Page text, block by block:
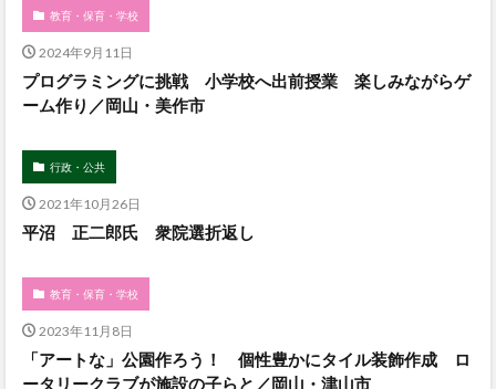
教育・保育・学校
2024年9月11日
プログラミングに挑戦 小学校へ出前授業 楽しみながらゲ
ーム作り／岡山・美作市
行政・公共
2021年10月26日
平沼 正二郎氏 衆院選折返し
教育・保育・学校
2023年11月8日
「アートな」公園作ろう！ 個性豊かにタイル装飾作成 ロ
ータリークラブが施設の子らと／岡山・津山市